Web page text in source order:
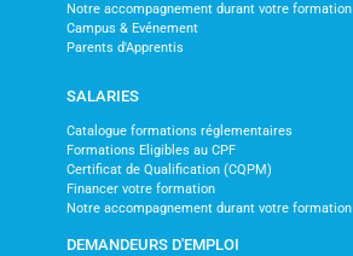
Notre accompagnement durant votre formation
Campus & Evénement
Parents d'Apprentis
SALARIES
Catalogue formations réglementaires
Formations Eligibles au CPF
Certificat de Qualification (CQPM)
Financer votre formation
Notre accompagnement durant votre formation
DEMANDEURS D'EMPLOI